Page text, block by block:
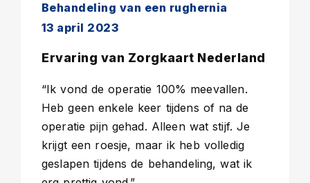
Behandeling van een rughernia
13 april 2023
Ervaring van Zorgkaart Nederland
“Ik vond de operatie 100% meevallen.
Heb geen enkele keer tijdens of na de
operatie pijn gehad. Alleen wat stijf. Je
krijgt een roesje, maar ik heb volledig
geslapen tijdens de behandeling, wat ik